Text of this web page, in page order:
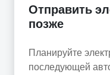
Отправить
позже
Планируйте
последующей